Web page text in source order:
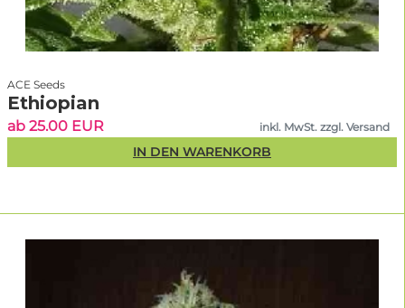
ACE Seeds
Ethiopian
ab 25.00 EUR inkl. MwSt. zzgl. Versand
IN DEN WARENKORB